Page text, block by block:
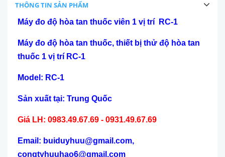
THÔNG TIN SẢN PHẨM
Máy đo độ hòa tan thuốc viên 1 vị trí RC-1
Máy đo độ hòa tan thuốc, thiết bị thử độ hòa tan
thuốc 1 vị trí RC-1
Model: RC-1
Sản xuất tại: Trung Quốc
Giá LH: 0983.49.67.69 - 0931.49.67.69
Email: buiduyhuu@gmail.com,
congtyhuuhao6@gmail.com